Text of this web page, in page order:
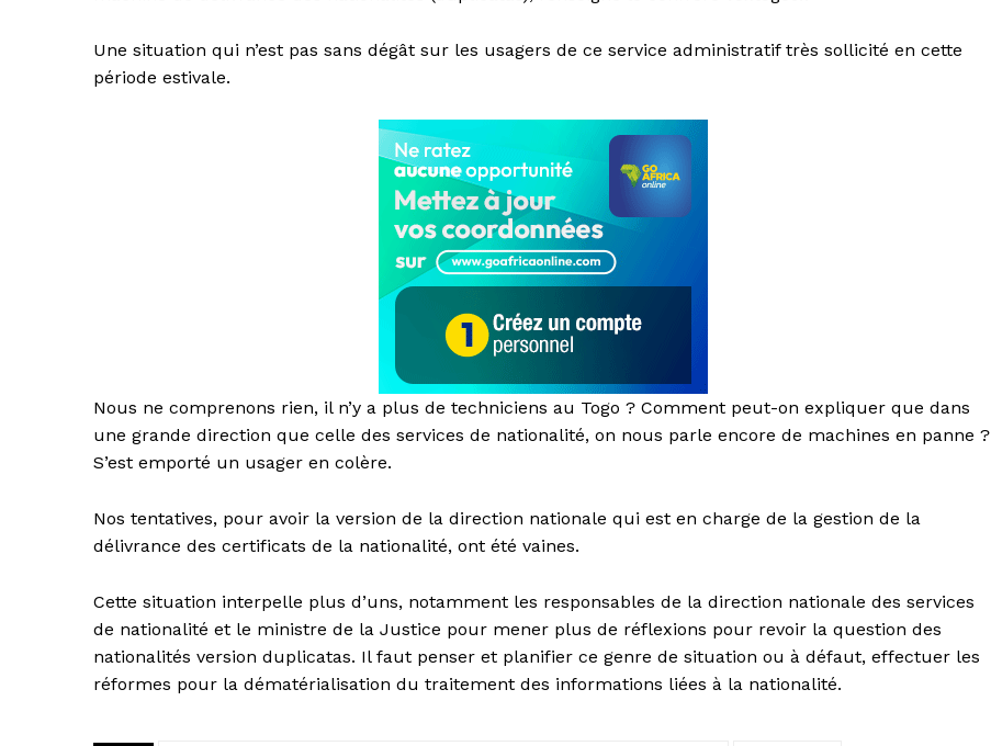
Une situation qui n’est pas sans dégât sur les usagers de ce service administratif très sollicité en cette
période estivale.
Nous ne comprenons rien, il n’y a plus de techniciens au Togo ? Comment peut-on expliquer que dans
une grande direction que celle des services de nationalité, on nous parle encore de machines en panne ?
S’est emporté un usager en colère.
Nos tentatives, pour avoir la version de la direction nationale qui est en charge de la gestion de la
délivrance des certificats de la nationalité, ont été vaines.
Cette situation interpelle plus d’uns, notamment les responsables de la direction nationale des services
de nationalité et le ministre de la Justice pour mener plus de réflexions pour revoir la question des
nationalités version duplicatas. Il faut penser et planifier ce genre de situation ou à défaut, effectuer les
réformes pour la dématérialisation du traitement des informations liées à la nationalité.